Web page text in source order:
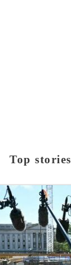
Top stories